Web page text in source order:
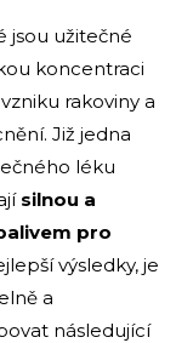
jsou užitečné
koncentraci
rakoviny a
Již jedna
léku
silnou a
pro
výsledky, je
a
následující